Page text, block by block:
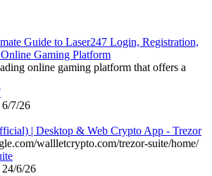
Guide to Laser247 Login, Registration,
Gaming Platform
online gaming platform that offers a
6/7/26
| Desktop & Web Crypto App - Trezor
wallletcrypto.com/trezor-suite/home/
24/6/26